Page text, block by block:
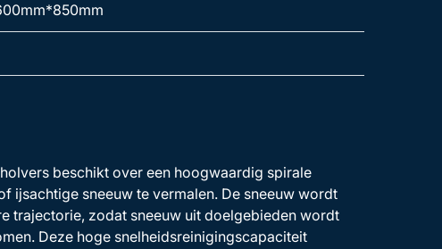
beschikt over een hoogwaardig spirale
ijsachtige sneeuw te vermalen. De sneeuw wordt
trajectorie, zodat sneeuw uit doelgebieden wordt
Deze hoge snelheidsreinigingscapaciteit